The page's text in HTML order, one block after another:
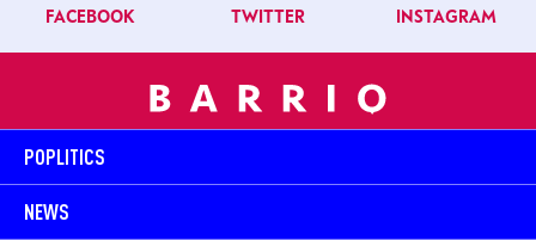
FACEBOOK TWITTER INSTAGRAM
POPLITICS
NEWS